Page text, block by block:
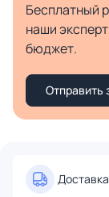
Бесплатный
наши
бюджет.
Отправить
Доставка